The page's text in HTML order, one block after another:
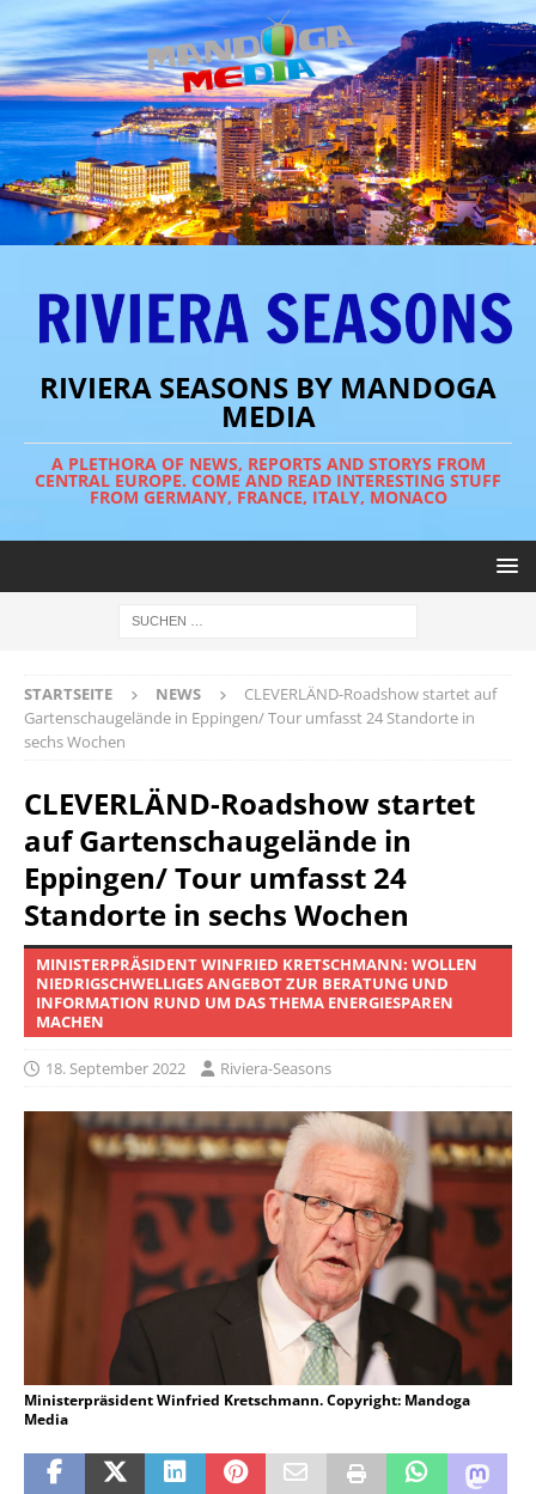
RIVIERA SEASONS BY MANDOGA
MEDIA
A PLETHORA OF NEWS, REPORTS AND STORYS FROM
CENTRAL EUROPE. COME AND READ INTERESTING STUFF
FROM GERMANY, FRANCE, ITALY, MONACO
STARTSEITE NEWS
CLEVERLÄND-Roadshow startet auf
Gartenschaugelände in Eppingen/ Tour umfasst 24 Standorte in
sechs Wochen
CLEVERLÄND-Roadshow startet
auf Gartenschaugelände in
Eppingen/ Tour umfasst 24
Standorte in sechs Wochen
MINISTERPRÄSIDENT WINFRIED KRETSCHMANN: WOLLEN
NIEDRIGSCHWELLIGES ANGEBOT ZUR BERATUNG UND
INFORMATION RUND UM DAS THEMA ENERGIESPAREN
MACHEN
18. September 2022 Riviera-Seasons
Ministerpräsident Winfried Kretschmann. Copyright: Mandoga
Media